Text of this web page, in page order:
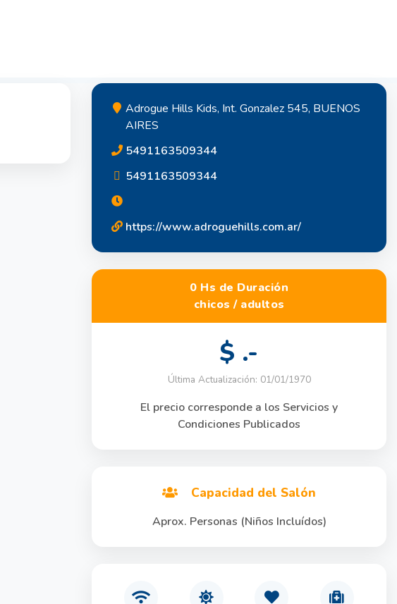
Adrogue Hills Kids, Int. Gonzalez 545, BUENOS
AIRES
5491163509344
5491163509344
https://www.adroguehills.com.ar/
0 Hs de Duración
chicos / adultos
$ .-
Última Actualización: 01/01/1970
El precio corresponde a los Servicios y
Condiciones Publicados
Capacidad del Salón
Aprox. Personas (Niños Incluídos)